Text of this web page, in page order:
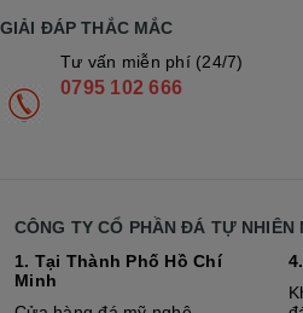
GIẢI ĐÁP THẮC MẮC
Tư vấn miễn phí (24/7)
0795 102 666
CÔNG TY CỔ PHẦN ĐÁ TỰ NHIÊN
1. Tại Thành Phố Hồ Chí
Minh